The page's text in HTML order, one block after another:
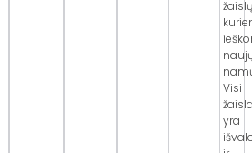
Visi
yra